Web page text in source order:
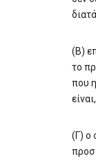
(Β)
το
που
(Γ) ο